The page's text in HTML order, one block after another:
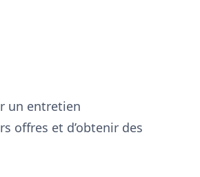
un entretien
offres et d’obtenir des